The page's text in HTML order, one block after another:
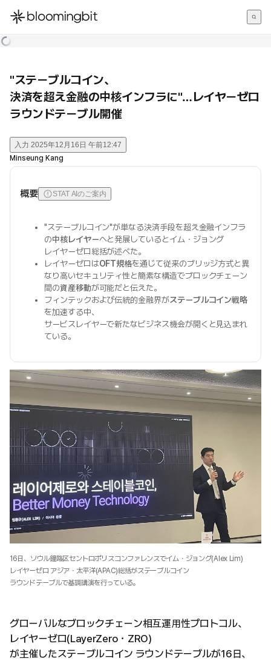
한국어
"ステーブルコイン、
決済を超え金融の中核インフラに"…レイヤーゼロ
ラウンドテーブル開催
入力 2025年12月16日 午前12:47
Minseung Kang
概要 STAT AIのご案内
"ステーブルコイン"が単なる決済手段を超え金融インフラ
の中核レイヤーへと発展しているとイム・ジョング
レイヤーゼロ総括が述べた。
レイヤーゼロはOFT規格を通じて従来のブリッジ方式と異
なり高いセキュリティ性と簡素な構造でブロックチェーン
間の資産移動が可能だと伝えた。
フィンテックおよび伝統的金融界がステーブルコイン戦略
を加速する中、
サービスレイヤーで新たなビジネス機会が開くと見込まれ
ている。
16日、ソウル鐘路区セントロポリスコンファレンスでイム・ジョング(Alex Lim)
レイヤーゼロ アジア・太平洋(APAC)総括がステーブルコイン
ラウンドテーブルで基調講演を行っている。
グローバルなブロックチェーン相互運用性プロトコル、
レイヤーゼロ(LayerZero・ZRO)
が主催したステーブルコイン ラウンドテーブルが16日、